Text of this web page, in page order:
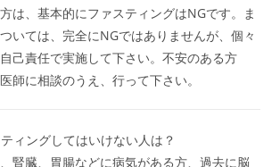
は、基本的にファスティングはNGです。ま
いては、完全にNGではありませんが、個々
己責任で実施して下さい。不安のある方
師に相談のうえ、行って下さい。
ィングしてはいけない人は？
腎臓、胃腸などに病気がある方、過去に脳